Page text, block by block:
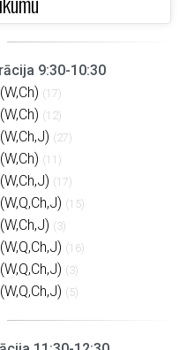
9:30-10:30
(17)
(12)
(27)
(11)
(17)
(15)
(3)
(16)
(3)
(5)